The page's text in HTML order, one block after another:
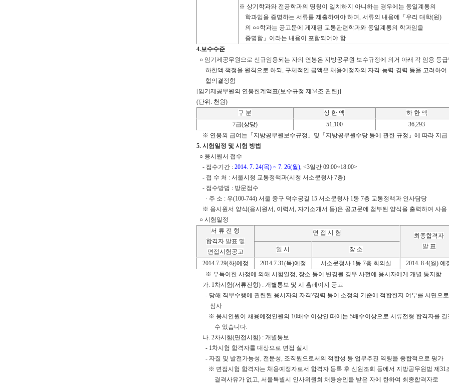
※ 상기학과와 전공학과의 명칭이 일치하지 아니하는 경우에는 동일계통의
학과임을 증명하는 서류를 제출하여야 하며, 서류의 내용에 「 우리 대학(원)
의 ○○학과는 공고문에 게재된 교통관련학과와 동일계통의 학과임을
증명함 」 이라는 내용이 포함되어야 함
4.보수수준
○ 임기제공무원으로 신규임용되는 자의 연봉은 지방공무원 보수규정에 의거 아래 각 임용 등
하한액 책정을 원칙으로 하되, 구체적인 금액은 채용예정자의 자격·능력·경력 등을 고려하여
협의결정함
[임기제공무원의 연봉한계액표(보수규정 제34조 관련)]
(단위: 천원)
구 분
상 한 액
하 한 액
7급(상당) 51,100
36,293
※ 연봉외 급여는「지방공무원보수규정」및「지방공무원수당 등에 관한 규정」에 따라 지급
5. 시험일정 및 시험 방법
○ 응시원서 접수
- 접수기간 : 2014. 7. 24(목) ~ 7. 26(월), <3일간 09:00~18:00>
- 접 수 처 : 서울시청 교통정책과(시청 서소문청사 7층)
- 접수방법 : 방문접수
· 주 소 : 우(100-744) 서울 중구 덕수궁길 15 서소문청사 1동 7층 교통정책과 인사담당
※ 응시원서 양식(응시원서, 이력서, 자기소개서 등)은 공고문에 첨부된 양식을 출력하여 사용
○ 시험일정
서 류 전 형
합격자 발표 및
면접시험공고
면 접 시 험
최종합격자
발 표
일 시
장 소
2014.7.29(화)예정 2014.7.31(목)예정 서소문청사 1동 7층 회의실 2014. 8 4(월) 예
※ 부득이한 사정에 의해 시험일정, 장소 등이 변경될 경우 사전에 응시자에게 개별 통지함
가. 1차시험(서류전형) : 개별통보 및 시 홈페이지 공고
- 당해 직무수행에 관련된 응시자의 자격?경력 등이 소정의 기준에 적합한지 여부를 서면으로
심사
※ 응시인원이 채용예정인원의 10배수 이상인 때에는 5배수이상으로 서류전형 합격자를 결
수 있습니다.
나. 2차시험(면접시험) : 개별통보
- 1차시험 합격자를 대상으로 면접 실시
- 자질 및 발전가능성, 전문성, 조직원으로서의 적합성 등 업무추진 역량을 종합적으로 평가
※ 면접시험 합격자는 채용예정자로서 합격자 등록 후 신원조회 등에서 지방공무원법 제31
결격사유가 없고, 서울특별시 인사위원회 채용승인을 받은 자에 한하여 최종합격자로